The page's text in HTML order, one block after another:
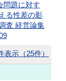
問題に対す
る性差の影
査 経営論集
表示（25件）